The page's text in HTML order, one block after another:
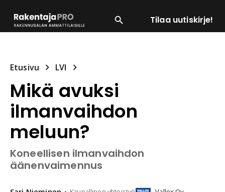
Tilaa uutiskirje!
Etusivu LVI
Mikä avuksi
ilmanvaihdon
meluun?
Koneellisen ilmanvaihdon
äänenvaimennus